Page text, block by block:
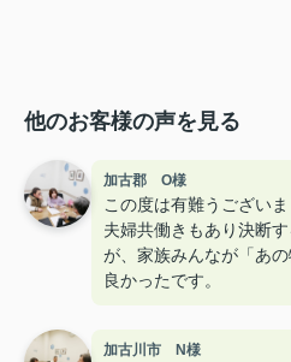
他のお客様の声を見る
加古郡 O様
この度は有難うございま
夫婦共働きもあり決断
が、家族みんなが「あ
良かったです。
加古川市 N様